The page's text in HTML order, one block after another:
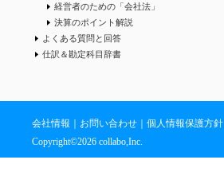
経営者のための「会社法」
決算のポイント解説
よくある質問と回答
仕訳＆勘定科目辞書
会社情報 お問い合わせ 個人情報保護方針
Copyright©2026 collabo,Inc.